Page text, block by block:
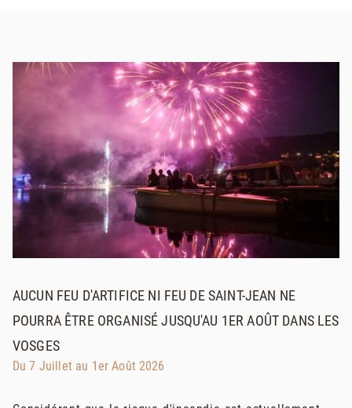
AUCUN FEU D'ARTIFICE NI FEU DE SAINT-JEAN NE
POURRA ÊTRE ORGANISÉ JUSQU'AU 1ER AOÛT DANS LES
VOSGES
Du 7 Juillet au 1er Août 2026